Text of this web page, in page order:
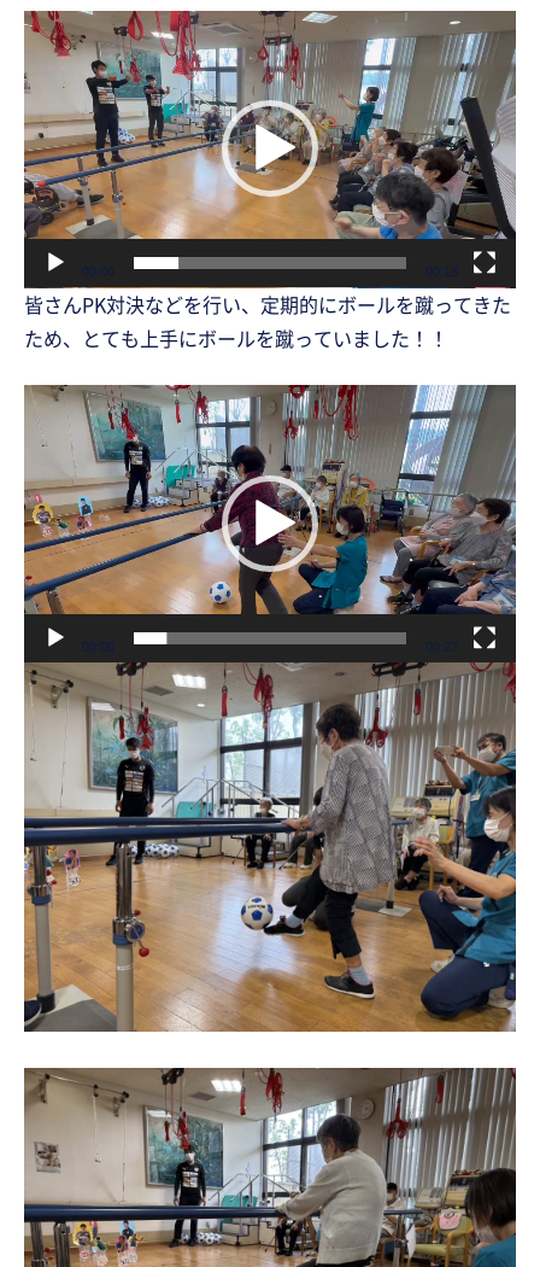
動
プ
レ
ー
ヤ
ー
00:00 00:18
皆さんPK対決などを行い、定期的にボールを蹴ってきた
ため、とても上手にボールを蹴っていました！！
動
画
プ
レ
ー
ヤ
ー
00:00 00:27